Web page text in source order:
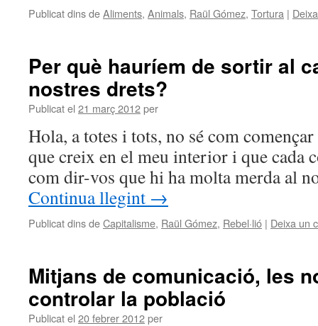
Publicat dins deAliments, Animals, Raül Gómez, Tortura |
Per què hauríem de sortir al
nostres drets?
Publicat el 21 març 2012per
Hola, a totes i tots, no sé com
que creix en el meu interior i que cada
com dir-vos que hi ha molta merda al
Continua llegint →
Publicat dins deCapitalisme, Raül Gómez, Rebel·lió | Deixa un
Mitjans de comunicació, les
controlar la població
Publicat el 20 febrer 2012per